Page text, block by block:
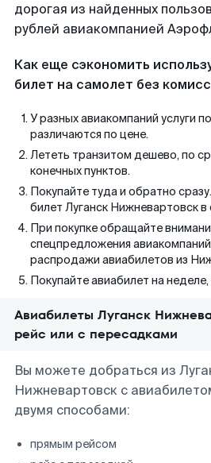
дорогая из найденных
рублей авиакомпанией
Как еще сэкономить
билет на самолет без
У разных авиакомпаний услуги
различаются по цене.
Лететь транзитом дешево, по
конечных пунктов.
Покупайте туда и обратно
билет Луганск Нижневартовск в
При покупке обращайте
спецпредложения
распродажи авиабилетов из
Покупайте авиабилет на
Авиабилеты Луганск
рейс или с пересадками
Вы можете добраться из
Нижневартовск с
двумя способами:
прямым рейсом